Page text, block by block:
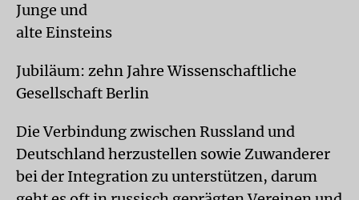
Junge und
alte Einsteins
Jubiläum: zehn Jahre Wissenschaftliche
Gesellschaft Berlin
Die Verbindung zwischen Russland und
Deutschland herzustellen sowie Zuwanderer
bei der Integration zu unterstützen, darum